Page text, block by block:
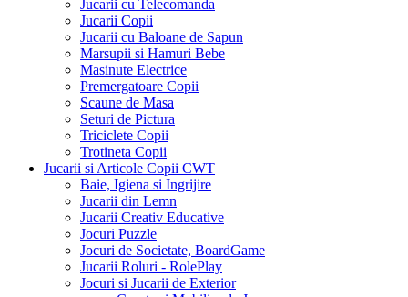
Jucarii cu Telecomanda
Jucarii Copii
Jucarii cu Baloane de Sapun
Marsupii si Hamuri Bebe
Masinute Electrice
Premergatoare Copii
Scaune de Masa
Seturi de Pictura
Triciclete Copii
Trotineta Copii
Jucarii si Articole Copii CWT
Baie, Igiena si Ingrijire
Jucarii din Lemn
Jucarii Creativ Educative
Jocuri Puzzle
Jocuri de Societate, BoardGame
Jucarii Roluri - RolePlay
Jocuri si Jucarii de Exterior